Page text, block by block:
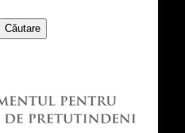
Căutare